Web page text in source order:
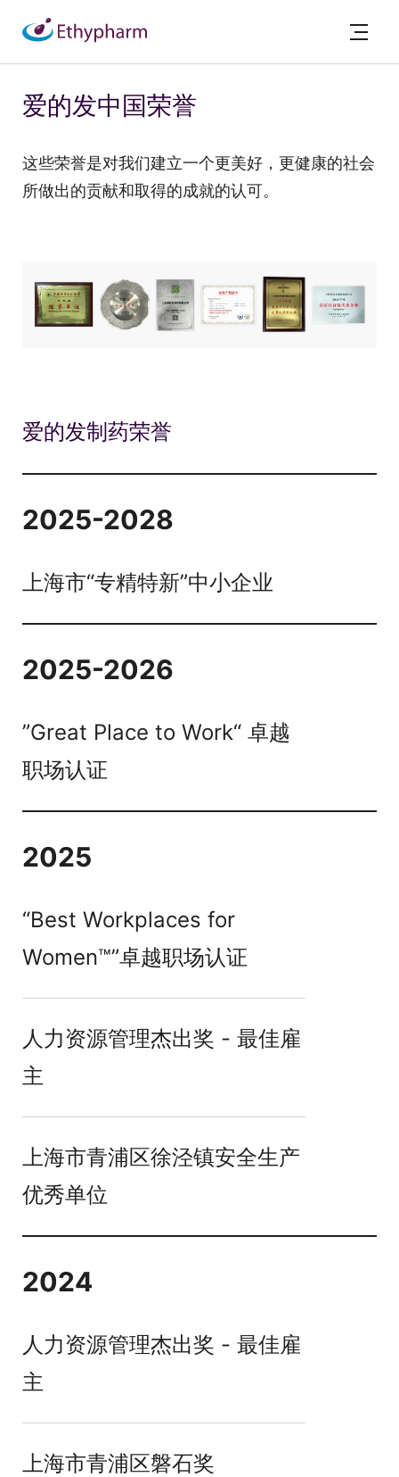
爱的发中国荣誉
这些荣誉是对我们建立一个更美好，更健康的社会
所做出的贡献和取得的成就的认可。
爱的发制药荣誉
2025-2028
上海市“专精特新”中小企业
2025-2026
”Great Place to Work“ 卓越
职场认证
2025
“Best Workplaces for
Women™”卓越职场认证
人力资源管理杰出奖 - 最佳雇
主
上海市青浦区徐泾镇安全生产
优秀单位
2024
人力资源管理杰出奖 - 最佳雇
主
上海市青浦区磐石奖